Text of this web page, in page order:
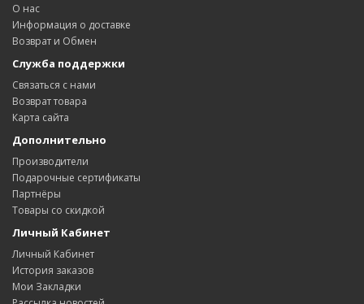
О нас
Информация о доставке
Возврат и Обмен
Служба поддержки
Связаться с нами
Возврат товара
Карта сайта
Дополнительно
Производители
Подарочные сертификаты
Партнёры
Товары со скидкой
Личный Кабинет
Личный Кабинет
История заказов
Мои Закладки